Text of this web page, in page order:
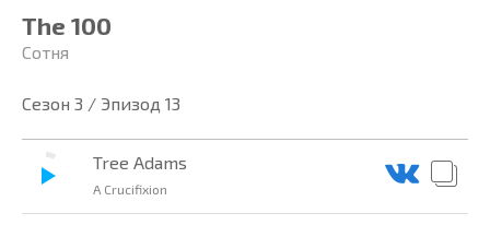
The 100
Сотня
Сезон 3 / Эпизод 13
Tree Adams
A Crucifixion